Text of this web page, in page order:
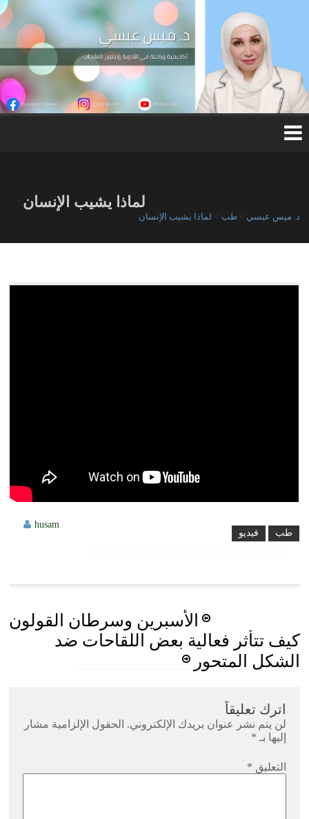
د.
مي
لماذا يشيب الإنسان
د. ميس عبسي >طب > لماذا يشيب الإنسان
طب فيديو
husam
navigation
الأسبرين وسرطان القولون
كيف تتأثر فعالية بعض اللقاحات ضد
الشكل المتحور
اترك تعليقاً
لن يتم نشر عنوان بريدك الإلكتروني. الحقول الإلزامية مشار
إليها بـ *
التعليق *